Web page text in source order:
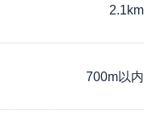
2.1km
700m以内